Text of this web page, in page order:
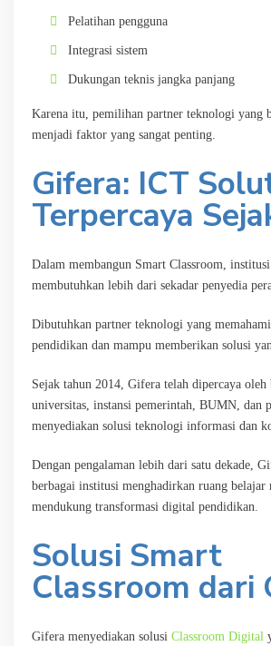
Pelatihan pengguna
Integrasi sistem
Dukungan teknis jangka panjang
Karena itu, pemilihan partner teknologi yang
menjadi faktor yang sangat penting.
Gifera: ICT
Terpercaya
Dalam membangun Smart Classroom,
membutuhkan lebih dari sekadar penyedia
Dibutuhkan partner teknologi yang
pendidikan dan mampu memberikan solusi
Sejak tahun 2014, Gifera telah dipercaya oleh
universitas, instansi pemerintah, BUMN, dan
menyediakan solusi teknologi informasi dan
Dengan pengalaman lebih dari satu dekade,
berbagai institusi menghadirkan ruang belajar
mendukung transformasi digital pendidikan.
Solusi Smart
Classroom dari
Gifera menyediakan solusi Classroom Digital